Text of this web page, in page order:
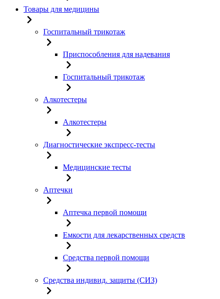
Товары для медицины
Госпитальный трикотаж
Приспособления для надевания
Госпитальный трикотаж
Алкотестеры
Алкотестеры
Диагностические экспресс-тесты
Медицинские тесты
Аптечки
Аптечка первой помощи
Емкости для лекарственных средств
Средства первой помощи
Средства индивид. защиты (СИЗ)